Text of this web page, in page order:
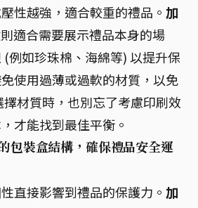
性越強，適合較重的禮品。 加
則適合需要展示禮品本身的場
例如珍珠棉、海綿等) 以提升保
使用過薄或過軟的材質，以免
材質時，也別忘了考慮印刷效
才能找到最佳平衡。
包裝盒結構，確保禮品安全運
直接影響到禮品的保護力。 加